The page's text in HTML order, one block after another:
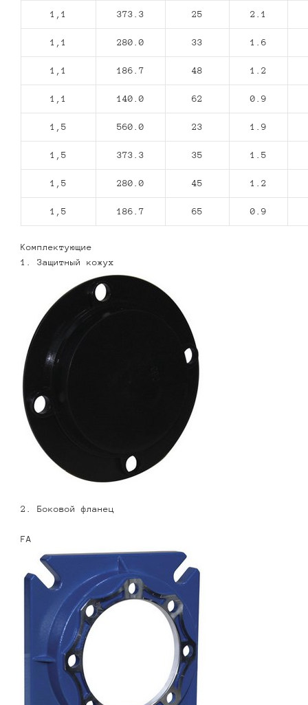
1,1 373.3 25 2.1
1,1 280.0 33 1.6
1,1 186.7 48 1.2
1,1 140.0 62 0.9
1,5 560.0 23 1.9
1,5 373.3 35 1.5
1,5 280.0 45 1.2
1,5 186.7 65 0.9
Комплектующие
1. Защитный кожух
2. Боковой фланец
FA